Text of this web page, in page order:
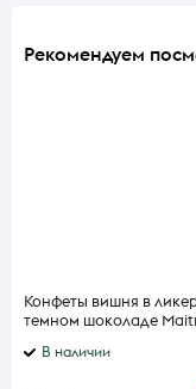
Рекомендуем
Конфеты вишня в
темном шоколаде
В наличии